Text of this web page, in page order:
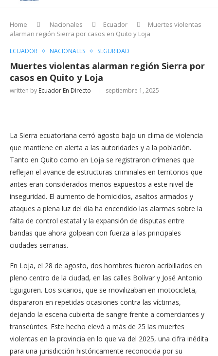
Home Nacionales Ecuador
Muertes violentas
alarman región Sierra por casos en Quito y Loja
ECUADOR NACIONALES SEGURIDAD
Muertes violentas alarman región Sierra por
casos en Quito y Loja
written by Ecuador En Directo septiembre 1, 2025
La Sierra ecuatoriana cerró agosto bajo un clima de violencia
que mantiene en alerta a las autoridades y a la población.
Tanto en Quito como en Loja se registraron crímenes que
reflejan el avance de estructuras criminales en territorios que
antes eran considerados menos expuestos a este nivel de
inseguridad. El aumento de homicidios, asaltos armados y
ataques a plena luz del día ha encendido las alarmas sobre la
falta de control estatal y la expansión de disputas entre
bandas que ahora golpean con fuerza a las principales
ciudades serranas.
En Loja, el 28 de agosto, dos hombres fueron acribillados en
pleno centro de la ciudad, en las calles Bolívar y José Antonio
Eguiguren. Los sicarios, que se movilizaban en motocicleta,
dispararon en repetidas ocasiones contra las víctimas,
dejando la escena cubierta de sangre frente a comerciantes y
transeúntes. Este hecho elevó a más de 25 las muertes
violentas en la provincia en lo que va del 2025, una cifra inédita
para una jurisdicción históricamente reconocida por su